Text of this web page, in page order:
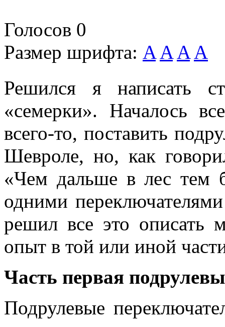
Голосов 0
Размер шрифта: A A A A
Решился я написать
«семерки». Началось
всего-то, поставить
Шевроле, но, как
«Чем дальше в лес тем
одними
решил все это описать
опыт в той или иной
Часть первая
Подрулевые